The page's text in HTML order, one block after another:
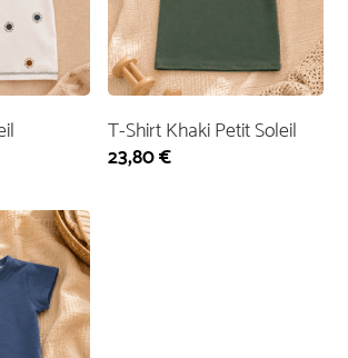
T-Shirt Khaki Petit Soleil
23,80€